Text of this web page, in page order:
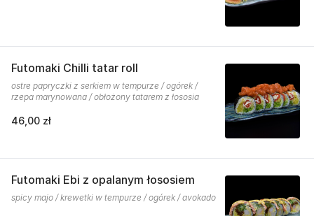
Futomaki Chilli tatar roll
ostre papryczki z serkiem w tempurze / ogórek /
rzepa marynowana / obłożony tatarem z łososia
46,00 zł
Futomaki Ebi z opalanym łososiem
spicy majo / krewetki w tempurze / ogórek / avokado